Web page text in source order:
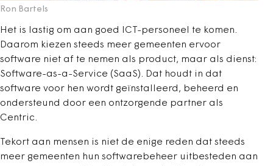
Ron Bartels
Het is lastig om aan goed ICT-personeel te komen.
Daarom kiezen steeds meer gemeenten ervoor
software niet af te nemen als product, maar als dienst:
Software-as-a-Service (SaaS). Dat houdt in dat
software voor hen wordt geïnstalleerd, beheerd en
ondersteund door een ontzorgende partner als
Centric.
Tekort aan mensen is niet de enige reden dat steeds
meer gemeenten hun softwarebeheer uitbesteden aan